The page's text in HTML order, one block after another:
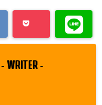
WRITER -